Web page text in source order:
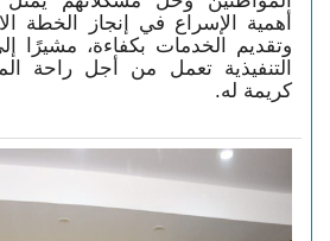
أهمية الإسراع في إنجاز الخطة
وتقديم الخدمات بكفاءة، مشيرًا
التنفيذية تعمل من أجل راحة
كريمة له.